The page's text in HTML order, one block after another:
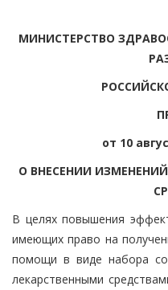
МИНИСТЕРСТВО
от 10
О ВНЕСЕНИИ
В целях повышения
имеющих право на
помощи в виде набора
лекарственными